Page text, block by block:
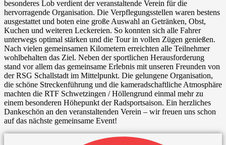
besonderes Lob verdient der veranstaltende Verein für die
hervorragende Organisation. Die Verpflegungsstellen waren bestens
ausgestattet und boten eine große Auswahl an Getränken, Obst,
Kuchen und weiteren Leckereien. So konnten sich alle Fahrer
unterwegs optimal stärken und die Tour in vollen Zügen genießen.
Nach vielen gemeinsamen Kilometern erreichten alle Teilnehmer
wohlbehalten das Ziel. Neben der sportlichen Herausforderung
stand vor allem das gemeinsame Erlebnis mit unseren Freunden von
der RSG Schallstadt im Mittelpunkt. Die gelungene Organisation,
die schöne Streckenführung und die kameradschaftliche Atmosphäre
machten die RTF Schwetzingen / Höllengrund einmal mehr zu
einem besonderen Höhepunkt der Radsportsaison. Ein herzliches
Dankeschön an den veranstaltenden Verein – wir freuen uns schon
auf das nächste gemeinsame Event!